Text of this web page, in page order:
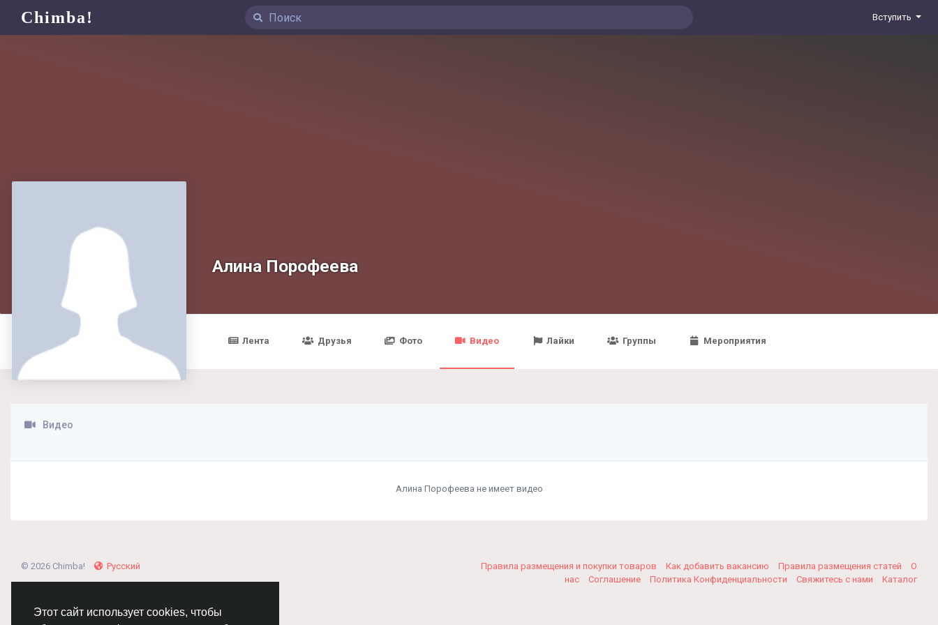
Этот сайт использует cookies, чтобы
Chimba! Вступить
Алина Порофеева
Лента Друзья Фото Видео Лайки Группы Мероприятия
Видео
Алина Порофеева не имеет видео
© 2026 Chimba! Русский Правила размещения и покупки товаров Как добавить вакансию Правила размещения статей
О
нас
Соглашение Политика Конфиденциальности Свяжитесь с нами Каталог